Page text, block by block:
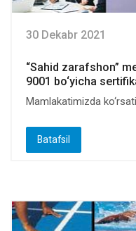
30 Dekabr 2021
“Sahid zarafshon”
9001 bo‘yicha
Mamlakatimizda
Batafsil